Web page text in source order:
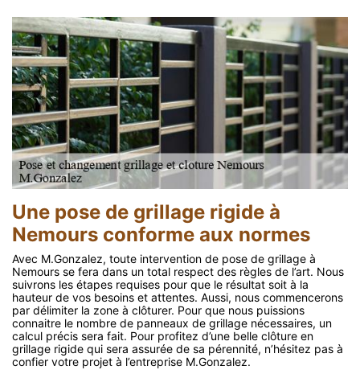
Une pose de grillage rigide à
Nemours conforme aux normes
Avec M.Gonzalez, toute intervention de pose de grillage à
Nemours se fera dans un total respect des règles de l’art. Nous
suivrons les étapes requises pour que le résultat soit à la
hauteur de vos besoins et attentes. Aussi, nous commencerons
par délimiter la zone à clôturer. Pour que nous puissions
connaitre le nombre de panneaux de grillage nécessaires, un
calcul précis sera fait. Pour profitez d’une belle clôture en
grillage rigide qui sera assurée de sa pérennité, n’hésitez pas à
confier votre projet à l’entreprise M.Gonzalez.